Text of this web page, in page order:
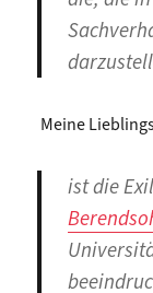
Meine
ist die